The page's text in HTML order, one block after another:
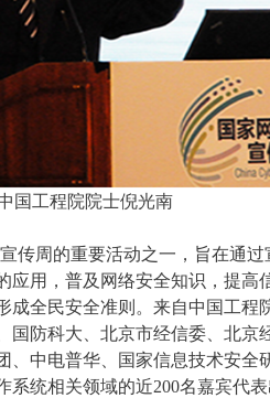
国工程院院士倪光南
传周的重要活动之一，旨在通
应用，普及网络安全知识，提高
全民安全准则。 来自中国工程
国防科大
北京市经信委、北京
、中电普华 国家信息技术安全
系统相关领域的近200名嘉宾代表